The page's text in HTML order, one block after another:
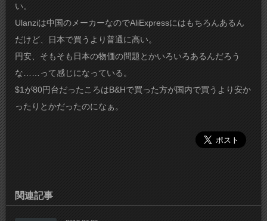
い。
Ulanziは中国のメーカーなのでAliExpressにはもちろんあるん
だけど、日本で買うより普通に高い。
円安、そもそも日本の物価の問題とかいろいろあるんだろう
な……って感じになっている。
$1が80円台だったころはB&Hで買った方が国内で買うより安か
ったりとかだったのになぁ。
関連記事